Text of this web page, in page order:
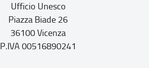
Ufficio Unesco
Piazza Biade 26
36100 Vicenza
P.IVA 00516890241